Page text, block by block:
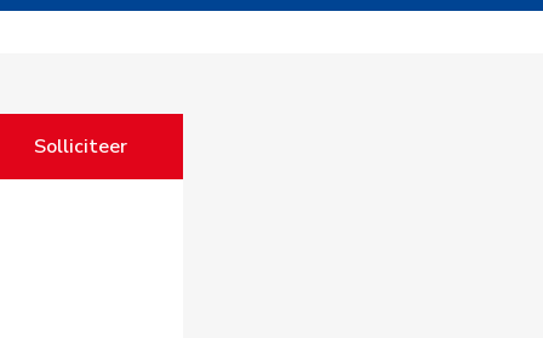
Solliciteer